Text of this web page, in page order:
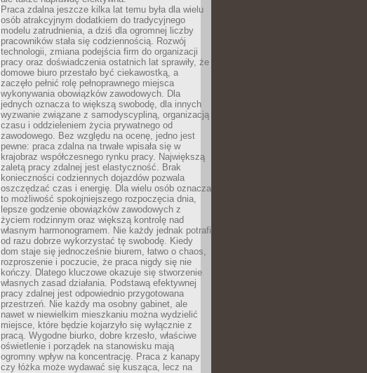
Praca zdalna jeszcze kilka lat temu była dla wielu
osób atrakcyjnym dodatkiem do tradycyjnego
modelu zatrudnienia, a dziś dla ogromnej liczby
pracowników stała się codziennością. Rozwój
technologii, zmiana podejścia firm do organizacji
pracy oraz doświadczenia ostatnich lat sprawiły, że
domowe biuro przestało być ciekawostką, a
zaczęło pełnić rolę pełnoprawnego miejsca
wykonywania obowiązków zawodowych. Dla
jednych oznacza to większą swobodę, dla innych
wyzwanie związane z samodyscypliną, organizacją
czasu i oddzieleniem życia prywatnego od
zawodowego. Bez względu na ocenę, jedno jest
pewne: praca zdalna na trwałe wpisała się w
krajobraz współczesnego rynku pracy. Największą
zaletą pracy zdalnej jest elastyczność. Brak
konieczności codziennych dojazdów pozwala
oszczędzać czas i energię. Dla wielu osób oznacza
to możliwość spokojniejszego rozpoczęcia dnia,
lepsze godzenie obowiązków zawodowych z
życiem rodzinnym oraz większą kontrolę nad
własnym harmonogramem. Nie każdy jednak potrafi
od razu dobrze wykorzystać tę swobodę. Kiedy
dom staje się jednocześnie biurem, łatwo o chaos,
rozproszenie i poczucie, że praca nigdy się nie
kończy. Dlatego kluczowe okazuje się stworzenie
własnych zasad działania. Podstawą efektywnej
pracy zdalnej jest odpowiednio przygotowana
przestrzeń. Nie każdy ma osobny gabinet, ale
nawet w niewielkim mieszkaniu można wydzielić
miejsce, które będzie kojarzyło się wyłącznie z
pracą. Wygodne biurko, dobre krzesło, właściwe
oświetlenie i porządek na stanowisku mają
ogromny wpływ na koncentrację. Praca z kanapy
czy łóżka może wydawać się kusząca, lecz na